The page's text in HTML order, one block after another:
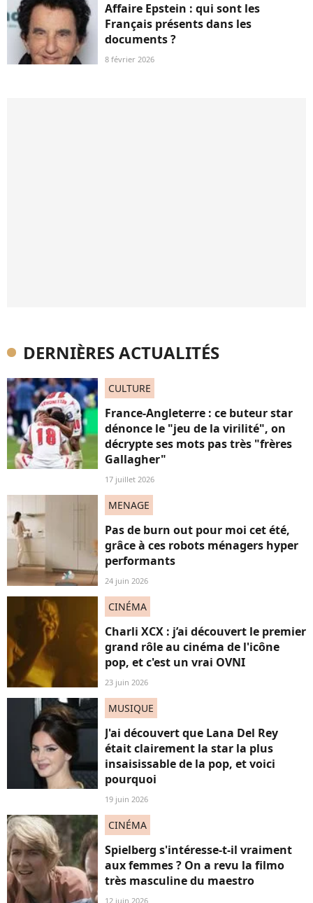
Affaire Epstein : qui sont les
Français présents dans les
documents ?
8 février 2026
DERNIÈRES ACTUALITÉS
CULTURE
France-Angleterre : ce buteur star
dénonce le "jeu de la virilité", on
décrypte ses mots pas très "frères
Gallagher"
17 juillet 2026
MENAGE
Pas de burn out pour moi cet été,
grâce à ces robots ménagers hyper
performants
24 juin 2026
CINÉMA
Charli XCX : j’ai découvert le premier
grand rôle au cinéma de l'icône
pop, et c'est un vrai OVNI
23 juin 2026
MUSIQUE
J'ai découvert que Lana Del Rey
était clairement la star la plus
insaisissable de la pop, et voici
pourquoi
19 juin 2026
CINÉMA
Spielberg s'intéresse-t-il vraiment
aux femmes ? On a revu la filmo
très masculine du maestro
12 juin 2026